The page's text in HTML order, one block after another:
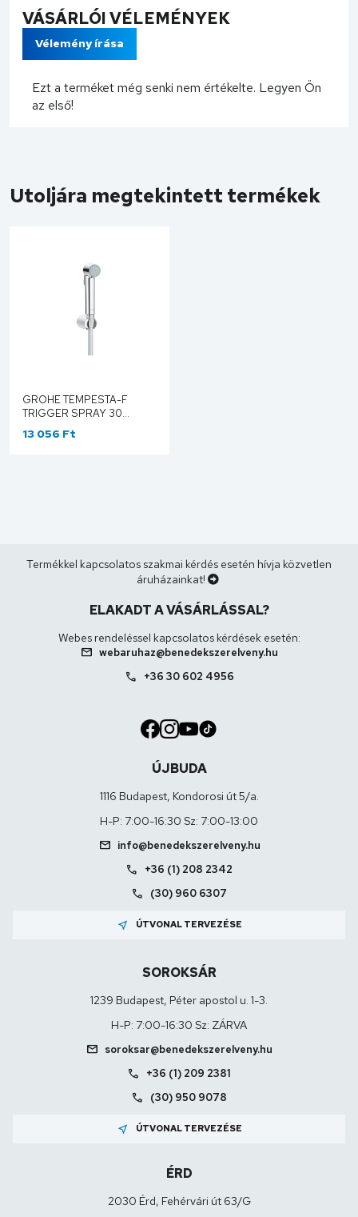
VÁSÁRLÓI VÉLEMÉNYEK
Vélemény írása
Ezt a terméket még senki nem értékelte. Legyen Ön
az első!
Utoljára megtekintett termékek
GROHE TEMPESTA-F
TRIGGER SPRAY 30
FALITARTÓS
ZUHANYGARNITÚRA, 1
13 056 Ft
Termékkel kapcsolatos szakmai kérdés esetén hívja közvetlen
áruházainkat!
ELAKADT A VÁSÁRLÁSSAL?
Webes rendeléssel kapcsolatos kérdések esetén:
mail webaruhaz@benedekszerelveny.hu
call +36 30 602 4956
ÚJBUDA
1116 Budapest, Kondorosi út 5/a.
H-P: 7:00-16:30 Sz: 7:00-13:00
mail info@benedekszerelveny.hu
call +36 (1) 208 2342
call (30) 960 6307
near_me ÚTVONAL TERVEZÉSE
SOROKSÁR
1239 Budapest, Péter apostol u. 1-3.
H-P: 7:00-16:30 Sz: ZÁRVA
mail soroksar@benedekszerelveny.hu
call +36 (1) 209 2381
call (30) 950 9078
near_me ÚTVONAL TERVEZÉSE
ÉRD
2030 Érd, Fehérvári út 63/G